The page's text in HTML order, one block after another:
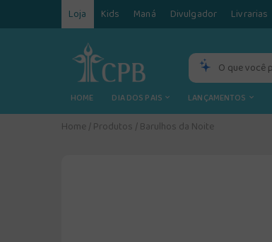
Loja Kids Maná Divulgador Livrarias
HOME DIA DOS PAIS LANÇAMENTOS
Home /Produtos /Barulhos da Noite